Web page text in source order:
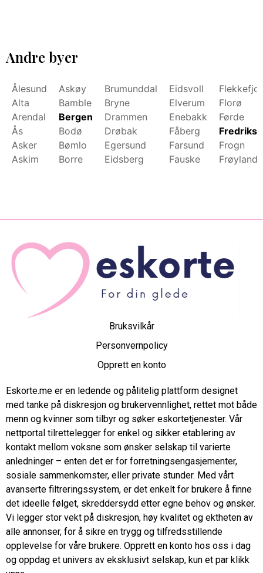
Andre byer
Ålesund
Alta
Arendal
Ås
Asker
Askim
Askøy
Bamble
Bergen
Bodø
Bømlo
Borre
Brumunddal
Bryne
Drammen
Drøbak
Egersund
Eidsberg
Eidsvoll
Elverum
Enebakk
Fåberg
Farsund
Fauske
Florø
Førde
Frogn
Frøyland
Bruksvilkår
Personvernpolicy
Opprett en konto
Eskorte.me er en ledende og pålitelig plattform designet
med tanke på diskresjon og brukervennlighet, rettet mot både
menn og kvinner som tilbyr og søker eskortetjenester. Vår
nettportal tilrettelegger for enkel og sikker etablering av
kontakt mellom voksne som ønsker selskap til varierte
anledninger – enten det er for forretningsengasjementer,
sosiale sammenkomster, eller private stunder. Med vårt
avanserte filtreringssystem, er det enkelt for brukere å finne
det ideelle følget, skreddersydd etter egne behov og ønsker.
Vi legger stor vekt på diskresjon, høy kvalitet og ektheten av
alle annonser, for å sikre en trygg og tilfredsstillende
opplevelse for våre brukere. Opprett en konto hos oss i dag
og oppdag et univers av eksklusivt selskap, kun et par klikk